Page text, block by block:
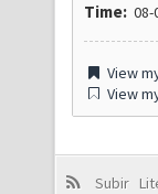
Time: 08-
View
View
Subir